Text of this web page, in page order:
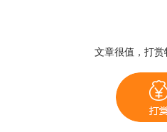
文章很值，打